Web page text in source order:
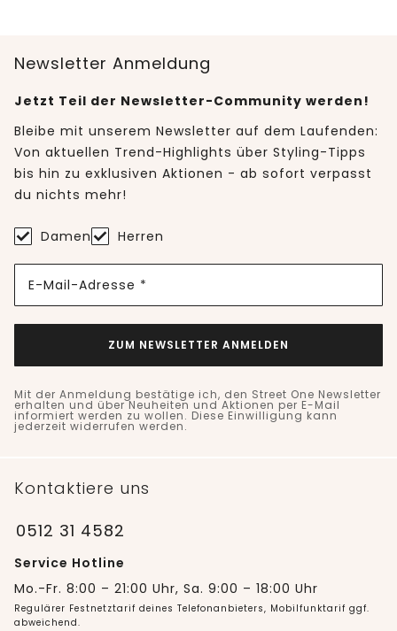
Newsletter Anmeldung
Jetzt Teil der Newsletter-Community werden!
Bleibe mit unserem Newsletter auf dem Laufenden:
Von aktuellen Trend-Highlights über Styling-Tipps
bis hin zu exklusiven Aktionen - ab sofort verpasst
du nichts mehr!
Damen Herren
E-Mail-Adresse *
ZUM NEWSLETTER ANMELDEN
Mit der Anmeldung bestätige ich, den Street One Newsletter
erhalten und über Neuheiten und Aktionen per E-Mail
informiert werden zu wollen. Diese Einwilligung kann
jederzeit widerrufen werden.
Kontaktiere uns
0512 31 4582
Service Hotline
Mo.-Fr. 8:00 – 21:00 Uhr, Sa. 9:00 – 18:00 Uhr
Regulärer Festnetztarif deines Telefonanbieters, Mobilfunktarif ggf.
abweichend.